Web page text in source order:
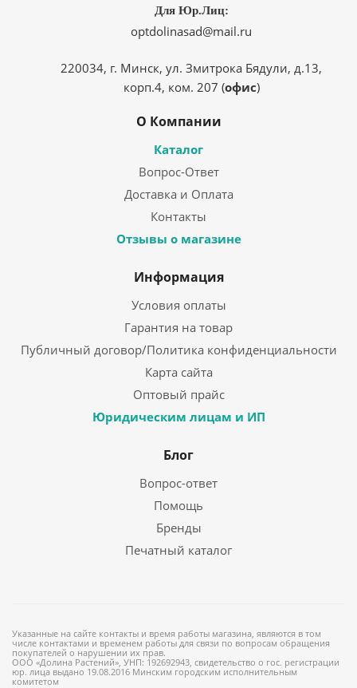
Для Юр.Лиц:
optdolinasad@mail.ru
220034, г. Минск, ул. Змитрока Бядули, д.13,
корп.4, ком. 207 (офис)
О Компании
Каталог
Вопрос-Ответ
Доставка и Оплата
Контакты
Отзывы о магазине
Информация
Условия оплаты
Гарантия на товар
Публичный договор/Политика конфиденциальности
Карта сайта
Оптовый прайс
Юридическим лицам и ИП
Блог
Вопрос-ответ
Помощь
Бренды
Печатный каталог
Указанные на сайте контакты и время работы магазина, являются в том
числе контактами и временем работы для связи по вопросам обращения
покупателей о нарушении их прав.
ООО «Долина Растений», УНП: 192692943, свидетельство о гос. регистрации
юр. лица выдано 19.08.2016 Минским городским исполнительным
комитетом